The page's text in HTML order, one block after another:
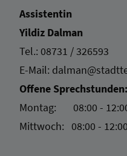
Assistentin
Yildiz Dalman
Tel.: 08731 / 326593
E-Mail:
Offene Sprechstunden:
Montag: 08:00 -
Mittwoch: 08:00 -